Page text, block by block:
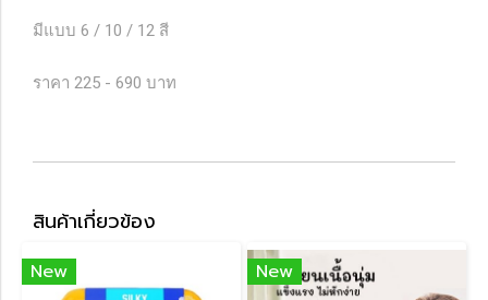
มีแบบ 6 / 10 / 12 สี
ราคา 225 - 690 บาท
สินค้าเกี่ยวข้อง
New New